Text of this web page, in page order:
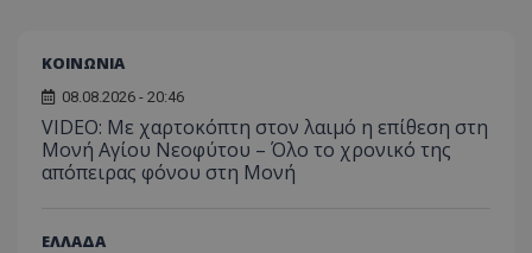
ΚΟΙΝΩΝΙΑ
08.08.2026 - 20:46
VIDEO: Με χαρτοκόπτη στον λαιμό η επίθεση στη
Μονή Αγίου Νεοφύτου – Όλο το χρονικό της
απόπειρας φόνου στη Μονή
ΕΛΛΑΔΑ